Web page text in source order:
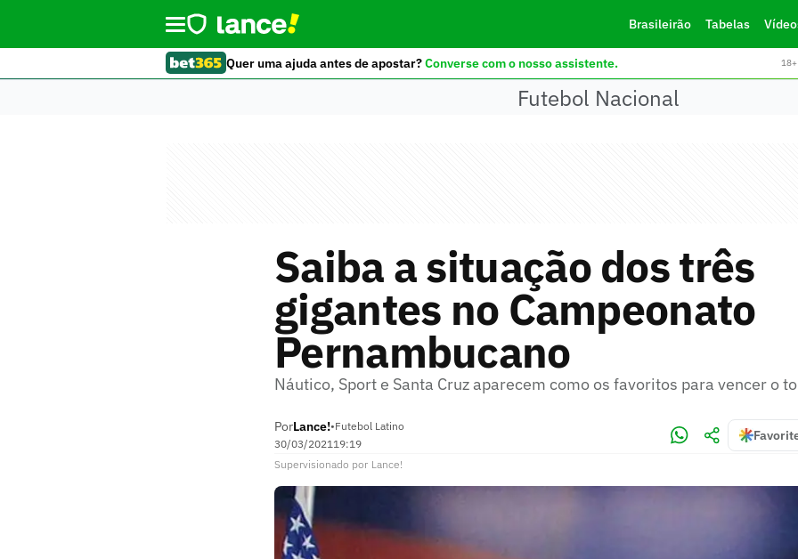
Brasileirão Tabelas
Quer uma ajuda antes de apostar?Converse com o nosso assistente.
Futebol Nacional
Saiba a situação dos três
gigantes no Campeonato
Pernambucano
Náutico, Sport e Santa Cruz aparecem como os favoritos para vencer o
PorLance!•Futebol Latino
30/03/202119:19
Supervisionado por Lance!